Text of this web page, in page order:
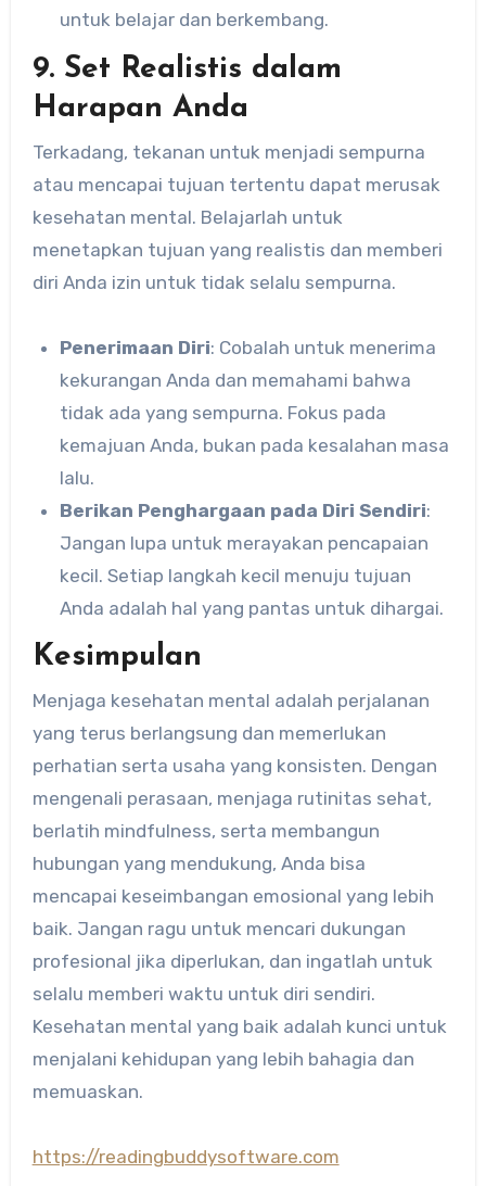
untuk belajar dan berkembang.
9. Set Realistis dalam
Harapan Anda
Terkadang, tekanan untuk menjadi sempurna
atau mencapai tujuan tertentu dapat merusak
kesehatan mental. Belajarlah untuk
menetapkan tujuan yang realistis dan memberi
diri Anda izin untuk tidak selalu sempurna.
Penerimaan Diri: Cobalah untuk menerima
kekurangan Anda dan memahami bahwa
tidak ada yang sempurna. Fokus pada
kemajuan Anda, bukan pada kesalahan masa
lalu.
Berikan Penghargaan pada Diri Sendiri:
Jangan lupa untuk merayakan pencapaian
kecil. Setiap langkah kecil menuju tujuan
Anda adalah hal yang pantas untuk dihargai.
Kesimpulan
Menjaga kesehatan mental adalah perjalanan
yang terus berlangsung dan memerlukan
perhatian serta usaha yang konsisten. Dengan
mengenali perasaan, menjaga rutinitas sehat,
berlatih mindfulness, serta membangun
hubungan yang mendukung, Anda bisa
mencapai keseimbangan emosional yang lebih
baik. Jangan ragu untuk mencari dukungan
profesional jika diperlukan, dan ingatlah untuk
selalu memberi waktu untuk diri sendiri.
Kesehatan mental yang baik adalah kunci untuk
menjalani kehidupan yang lebih bahagia dan
memuaskan.
https://readingbuddysoftware.com